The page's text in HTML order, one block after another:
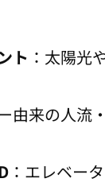
ト ：太陽光
由来の人流
：エレベー